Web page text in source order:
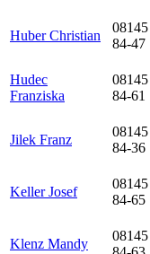
Huber Christian
08145
84-47
Hudec
Franziska
08145
84-61
Jilek Franz
08145
84-36
Keller Josef
08145
84-65
Klenz Mandy
08145